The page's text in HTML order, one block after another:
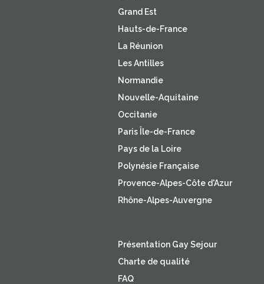
Grand Est
Hauts-de-France
La Réunion
Les Antilles
Normandie
Nouvelle-Aquitaine
Occitanie
Paris Île-de-France
Pays de la Loire
Polynésie Française
Provence-Alpes-Côte d'Azur
Rhône-Alpes-Auvergne
Présentation Gay Sejour
Charte de qualité
FAQ